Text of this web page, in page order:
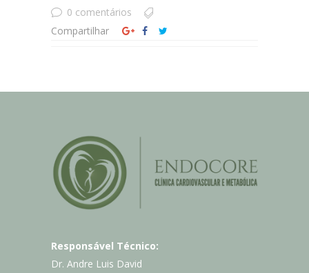
0 comentários
Compartilhar
Responsável Técnico:
Dr. Andre Luis David